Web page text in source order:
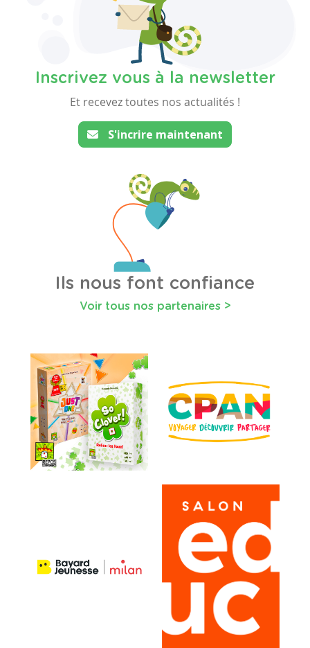
Inscrivez vous à la newsletter
Et recevez toutes nos actualités !
S'incrire maintenant
Ils nous font confiance
Voir tous nos partenaires >